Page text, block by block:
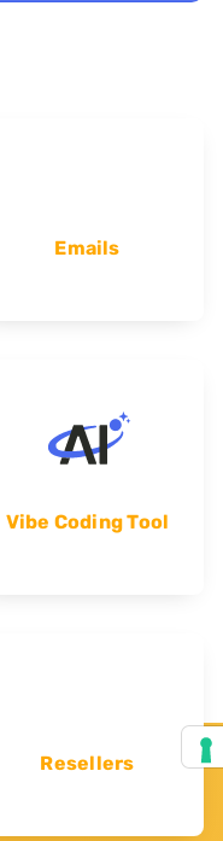
Emails
Vibe Coding Tool
Resellers